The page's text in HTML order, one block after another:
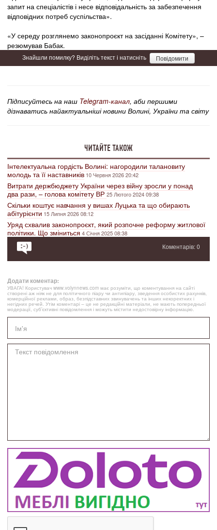
запит на спеціалістів і несе відповідальність за забезпечення
відповідних потреб суспільства».
«У середу розглянемо законопроєкт на засіданні Комітету», –
резюмував Бабак.
Знайшли помилку? Виділіть текст і натисніть Повідомити
Підписуйтесь на наш Telegram-канал, аби першими
дізнаватись найактуальніші новини Волині, України та світу
ЧИТАЙТЕ ТАКОЖ
Інтелектуальна гордість Волині: нагородили талановиту
молодь та її наставників 10 Червня 2026 20:42
Витрати держбюджету України через війну зросли у понад
два рази, – голова комітету ВР25 Лютого 2024 09:38
Скільки коштує навчання у вишах Луцька та що обирають
абітурієнти 15 Липня 2026 08:12
Уряд схвалив законопроєкт, який розпочне реформу житлової
політики. Що зміниться4 Січня 2025 08:38
Коментарів: 0
Додати коментар:
УВАГА! Користувач www.volynnews.com має розуміти, що коментування на сайті
створені аж ніяк не для політичного піару чи антипіару, зведення особистих рахунків,
комерційної реклами, образ, безпідставних звинувачень та інших некоректних і
негідних речей. Утім коментарі – це не редакційні матеріали, не мають попередньої
модерації, суб’єктивні повідомлення і можуть містити недостовірну інформацію.